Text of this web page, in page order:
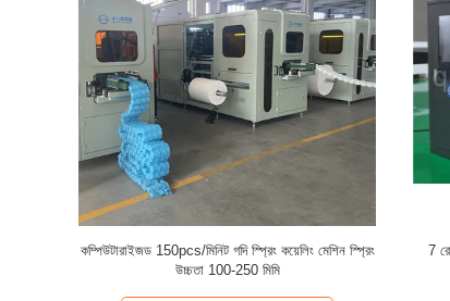
কম্পিউটারাইজড ম্যাট্রেস স্প্রিং রোলিং মেশিন